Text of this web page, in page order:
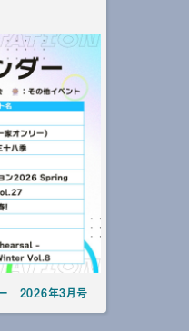
ー 2026年3月号